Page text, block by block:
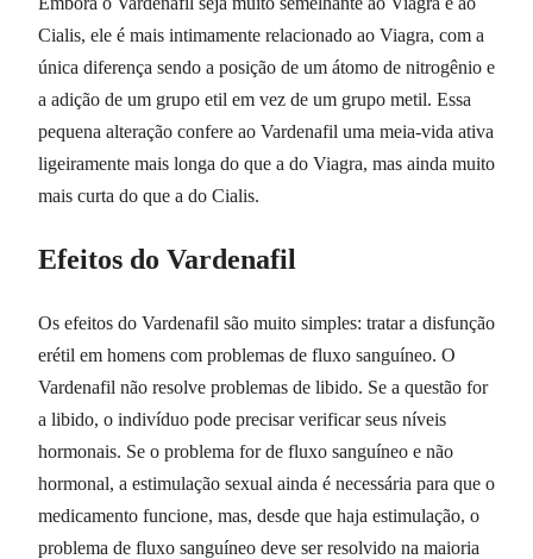
Cialis, ele é mais intimamente relacionado ao Viagra, com a
única diferença sendo a posição de um átomo de nitrogênio e
a adição de um grupo etil em vez de um grupo metil. Essa
pequena alteração confere ao Vardenafil uma meia-vida ativa
ligeiramente mais longa do que a do Viagra, mas ainda muito
mais curta do que a do Cialis.
Efeitos do Vardenafil
Os efeitos do Vardenafil são muito simples: tratar a disfunção
erétil em homens com problemas de fluxo sanguíneo. O
Vardenafil não resolve problemas de libido. Se a questão for
a libido, o indivíduo pode precisar verificar seus níveis
hormonais. Se o problema for de fluxo sanguíneo e não
hormonal, a estimulação sexual ainda é necessária para que o
medicamento funcione, mas, desde que haja estimulação, o
problema de fluxo sanguíneo deve ser resolvido na maioria